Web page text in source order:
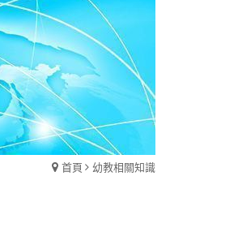
首頁 幼教相關知識